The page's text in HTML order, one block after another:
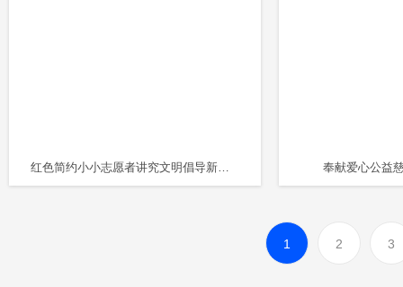
红色简约小小志愿者讲究文明倡导新风美化生活主题班会PPT模板 奉献爱心公益
1 2 3